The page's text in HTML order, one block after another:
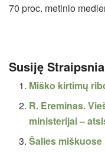
70 proc. metinio
Susiję
Miško kirtimų
R. Ereminas.
ministerijai –
Šalies